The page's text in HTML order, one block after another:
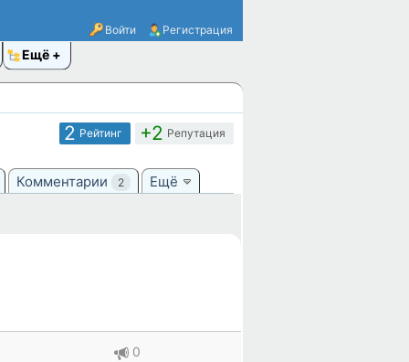
Войти Регистрация
Ещё
+2 Репутация
2 Рейтинг
Комментарии 2 Ещё
0